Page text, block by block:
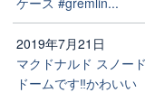
2019年7月21日
マクドナルド スノー
ドームです‼️かわいい